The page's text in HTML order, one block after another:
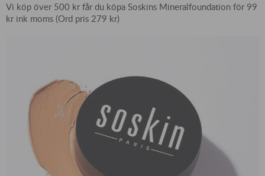
Vi köp över 500 kr får du köpa Soskins Mineralfoundation för 99
kr ink moms (Ord pris 279 kr)